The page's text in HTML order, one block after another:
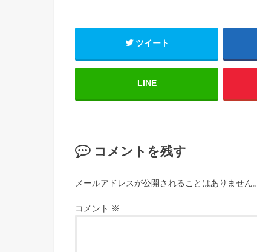
ツイート
LINE
コメントを残す
メールアドレスが公開されることはありません。
コメント ※